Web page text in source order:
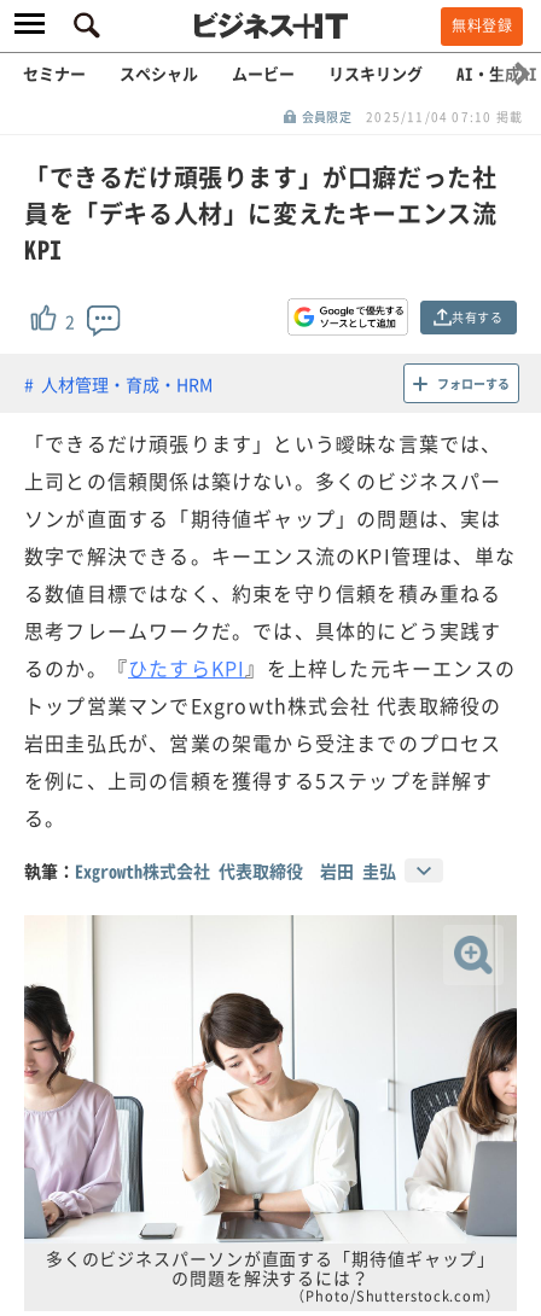
無料登録
セミナー スペシャル ムービー リスキリング AI・生成AI
会員限定 2025/11/04 07:10 掲載
「できるだけ頑張ります」が口癖だった社
員を「デキる人材」に変えたキーエンス流
KPI
2 共有する
人材管理・育成・HRM フォローする
「できるだけ頑張ります」という曖昧な言葉では、
上司との信頼関係は築けない。多くのビジネスパー
ソンが直面する「期待値ギャップ」の問題は、実は
数字で解決できる。キーエンス流のKPI管理は、単な
る数値目標ではなく、約束を守り信頼を積み重ねる
思考フレームワークだ。では、具体的にどう実践す
るのか。『ひたすらKPI』を上梓した元キーエンスの
トップ営業マンでExgrowth株式会社 代表取締役の
岩田圭弘氏が、営業の架電から受注までのプロセス
を例に、上司の信頼を獲得する5ステップを詳解す
る。
執筆： Exgrowth株式会社 代表取締役 岩田 圭弘
多くのビジネスパーソンが直面する「期待値ギャップ」
の問題を解決するには？
（Photo/Shutterstock.com）